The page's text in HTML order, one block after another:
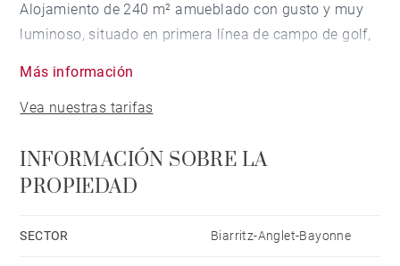
Alojamiento de 240 m² amueblado con gusto y muy
luminoso, situado en primera línea de campo de golf,
al mar.
terraza, chimenea, plancha, acceso internet (wifi),
secador, zona infantil, jacuzzi, calefacción central,
climatizada privada, parking aire libre (4 plazas) en
Más información
Vea nuestras tarifas
INFORMACIÓN SOBRE LA
PROPIEDAD
SECTOR Biarritz-Anglet-Bayonne